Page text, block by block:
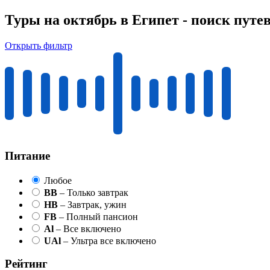
Туры на октябрь в Египет - поиск
Открыть фильтр
Питание
Любое
BB – Только завтрак
HB – Завтрак, ужин
FB – Полный пансион
Al – Все включено
UAl – Ультра все включено
Рейтинг